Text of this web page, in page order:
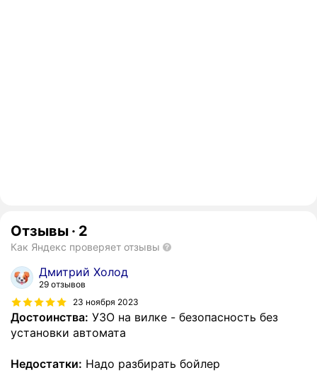
Отзывы · 2
Как Яндекс проверяет отзывы
Дмитрий Холод
29 отзывов
23 ноября 2023
Достоинства: УЗО на вилке - безопасность без
установки автомата
Недостатки: Надо разбирать бойлер